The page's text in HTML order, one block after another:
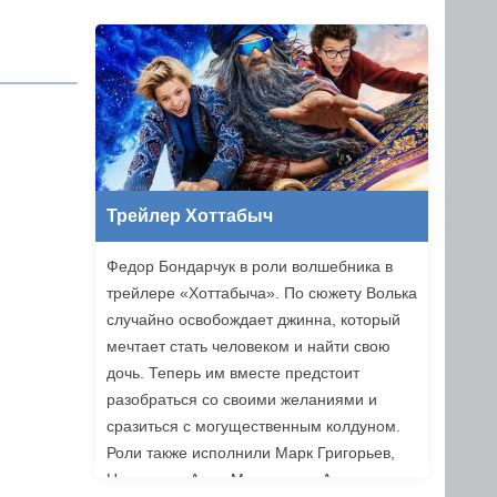
Трейлер Хоттабыч
Федор Бондарчук в роли волшебника в
трейлере «Хоттабыча». По сюжету Волька
случайно освобождает джинна, который
мечтает стать человеком и найти свою
дочь. Теперь им вместе предстоит
разобраться со своими желаниями и
сразиться с могущественным колдуном.
Роли также исполнили Марк Григорьев,
Надежда и Анна Михалковы, Аскар